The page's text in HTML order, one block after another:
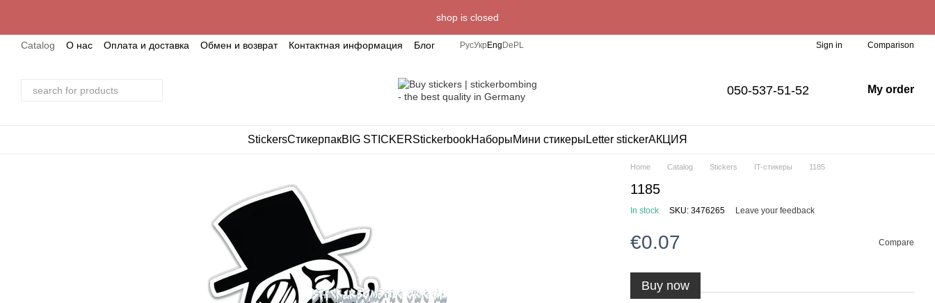
shop is closed
Catalog О нас Оплата и доставка Обмен и возврат Контактная информация Блог РусУкр Eng De PL Sign in Comparison
050-537-51-52 My order
StickersСтикерпакBIG STICKERStickerbookНаборыМини стикеры Letter stickerАКЦИЯ
Home Catalog Stickers IT-стикеры 1185
1185
In stock SKU: 3476265 Leave your feedback
€0.07 Compare
Buy now